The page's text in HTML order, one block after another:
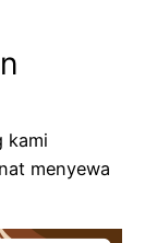
kami
menyewa